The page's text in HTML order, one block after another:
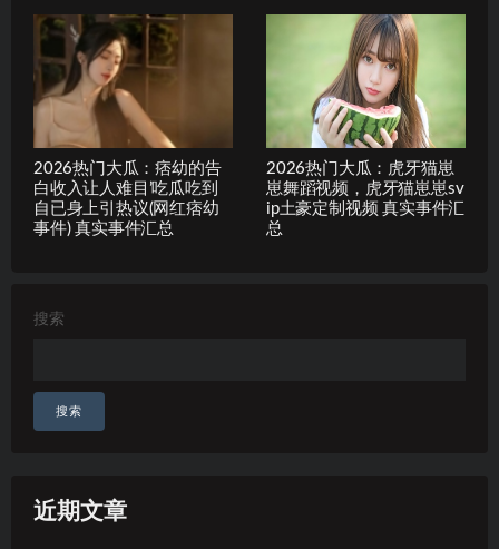
2026热门大瓜：痞幼的告
白收入让人难目’吃瓜吃到
自已身上引热议(网红痞幼
事件) 真实事件汇总
2026热门大瓜：虎牙猫崽
崽舞蹈视频，虎牙猫崽崽sv
ip土豪定制视频 真实事件汇
总
搜索
搜索
近期文章